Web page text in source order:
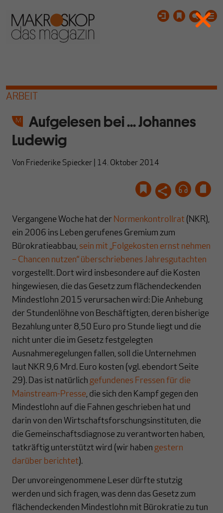
ARBEIT
Aufgelesen bei ... Johannes
Ludewig
Von Friederike Spiecker 14. Oktober 2014
Vergangene Woche hat der Normenkontrollrat (NKR),
ein 2006 ins Leben gerufenes Gremium zum
Bürokratieabbau, sein mit „Folgekosten ernst nehmen
– Chancen nutzen“ überschriebenes Jahresgutachten
vorgestellt. Dort wird insbesondere auf die Kosten
hingewiesen, die das Gesetz zum flächendeckenden
Mindestlohn 2015 verursachen wird: Die Anhebung
der Stundenlöhne von Beschäftigten, deren bisherige
Bezahlung unter 8,50 Euro pro Stunde liegt und die
nicht unter die im Gesetz festgelegten
Ausnahmeregelungen fallen, soll die Unternehmen
laut NKR 9,6 Mrd. Euro kosten (vgl. ebendort Seite
29). Das ist natürlich gefundenes Fressen für die
Mainstream-Presse, die sich den Kampf gegen den
Mindestlohn auf die Fahnen geschrieben hat und
darin von den Wirtschaftsforschungsinstituten, die
die Gemeinschaftsdiagnose zu verantworten haben,
tatkräftig unterstützt wird (wir haben gestern
darüber berichtet).
Der unvoreingenommene Leser dürfte stutzig
werden und sich fragen, was denn das Gesetz zum
flächendeckenden Mindestlohn mit Bürokratie zu tun